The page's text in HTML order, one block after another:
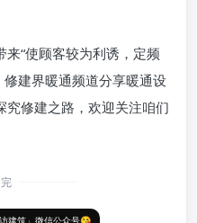
“使顾客较为利诱，定频
建界暖通频道分享暖通设
修建之路，欢迎关注咱们
建筑」微信公众号😘